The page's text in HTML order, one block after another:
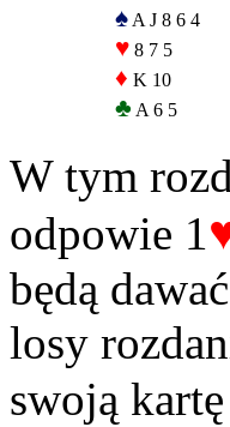
♠ A J 8 6 4
♥ 8 7 5
♦ K 10
♣ A 6 5
W tym
odpowie 1
będą
losy
swoją